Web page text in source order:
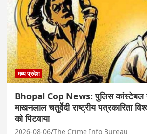
मध्य प्रदेश
Bhopal Cop News: पुलिस कांस्टेबल
माखनलाल चतुर्वेदी राष्ट्रीय पत्रकारिता
को पिटवाया
2026-08-06 The Crime Info Bureau